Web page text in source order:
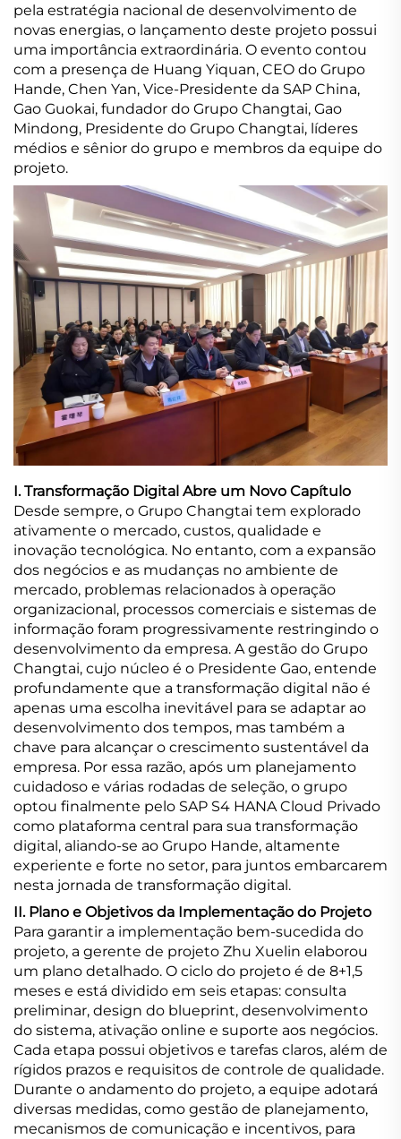
pela estratégia nacional de desenvolvimento de
novas energias, o lançamento deste projeto possui
uma importância extraordinária. O evento contou
com a presença de Huang Yiquan, CEO do Grupo
Hande, Chen Yan, Vice-Presidente da SAP China,
Gao Guokai, fundador do Grupo Changtai, Gao
Mindong, Presidente do Grupo Changtai, líderes
médios e sênior do grupo e membros da equipe do
projeto.
I. Transformação Digital Abre um Novo Capítulo
Desde sempre, o Grupo Changtai tem explorado
ativamente o mercado, custos, qualidade e
inovação tecnológica. No entanto, com a expansão
dos negócios e as mudanças no ambiente de
mercado, problemas relacionados à operação
organizacional, processos comerciais e sistemas de
informação foram progressivamente restringindo o
desenvolvimento da empresa. A gestão do Grupo
Changtai, cujo núcleo é o Presidente Gao, entende
profundamente que a transformação digital não é
apenas uma escolha inevitável para se adaptar ao
desenvolvimento dos tempos, mas também a
chave para alcançar o crescimento sustentável da
empresa. Por essa razão, após um planejamento
cuidadoso e várias rodadas de seleção, o grupo
optou finalmente pelo SAP S4 HANA Cloud Privado
como plataforma central para sua transformação
digital, aliando-se ao Grupo Hande, altamente
experiente e forte no setor, para juntos embarcarem
nesta jornada de transformação digital.
II. Plano e Objetivos da Implementação do Projeto
Para garantir a implementação bem-sucedida do
projeto, a gerente de projeto Zhu Xuelin elaborou
um plano detalhado. O ciclo do projeto é de 8+1,5
meses e está dividido em seis etapas: consulta
preliminar, design do blueprint, desenvolvimento
do sistema, ativação online e suporte aos negócios.
Cada etapa possui objetivos e tarefas claros, além de
rígidos prazos e requisitos de controle de qualidade.
Durante o andamento do projeto, a equipe adotará
diversas medidas, como gestão de planejamento,
mecanismos de comunicação e incentivos, para